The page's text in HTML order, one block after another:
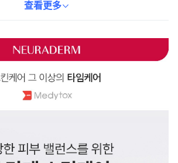
被肌膚吸收，讓肌膚保持水潤舒適。使用
查看更多